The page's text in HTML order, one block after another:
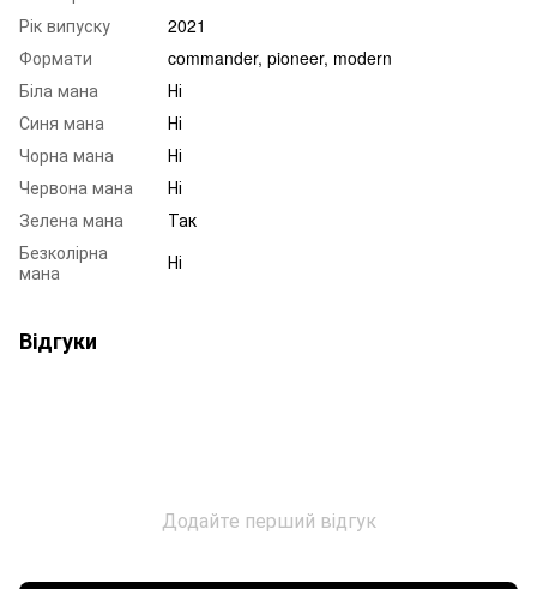
Рік випуску
2021
Формати
commander, pioneer, modern
Біла мана
Ні
Синя мана
Ні
Чорна мана
Ні
Червона мана
Ні
Зелена мана
Так
Безколірна
мана
Ні
Відгуки
Додайте перший відгук